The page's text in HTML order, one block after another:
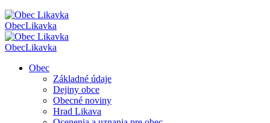
ObecLikavka
ObecLikavka
Obec
Základné údaje
Dejiny obce
Obecné noviny
Hrad Likava